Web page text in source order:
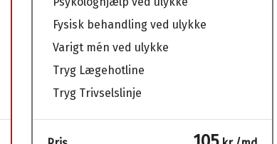
Fysisk behandling ved ulykke
Varigt mén ved ulykke
Tryg Lægehotline
Tryg Trivselslinje